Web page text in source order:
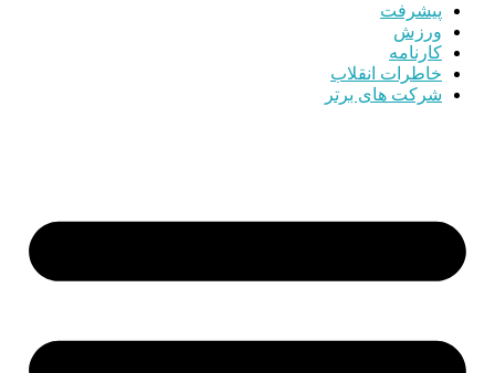
پیشرفت
ورزش
کارنامه
خاطرات انقلاب
شرکت های برتر